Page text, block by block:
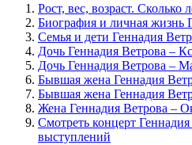
Рост, вес, возраст. Сколько
Биография и личная жизнь
Семья и дети Геннадия
Дочь Геннадия Ветрова –
Дочь Геннадия Ветрова –
Бывшая жена Геннадия
Бывшая жена Геннадия
Жена Геннадия Ветрова –
Смотреть концерт
выступлений